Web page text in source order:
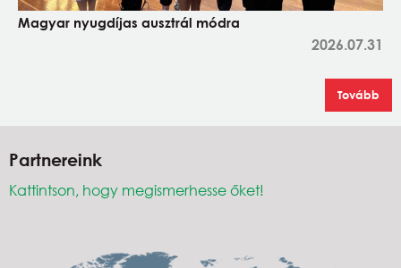
Magyar nyugdíjas ausztrál módra
2026.07.31
Tovább
Partnereink
Kattintson, hogy megismerhesse őket!